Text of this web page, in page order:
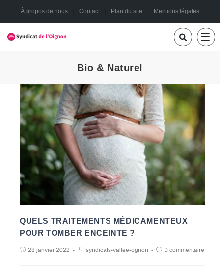
À propos de nous Contact Plan du site Mentions légales
Bio & Naturel
QUELS TRAITEMENTS MÉDICAMENTEUX
POUR TOMBER ENCEINTE ?
28 janvier 2022 syndicats-vallee-ognon 0 commentaire